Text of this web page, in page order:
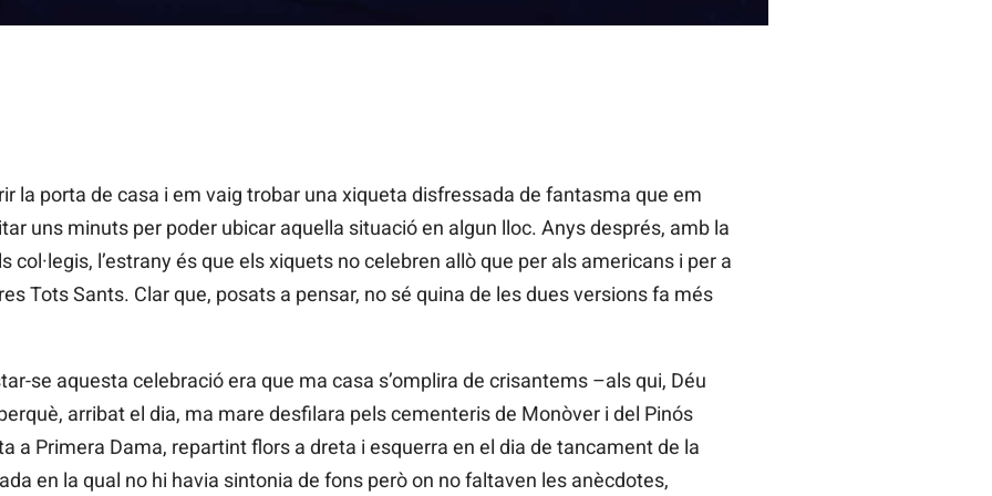
la porta de casa i em vaig trobar una xiqueta disfressada de fantasma que em
uns minuts per poder ubicar aquella situació en algun lloc. Anys després, amb la
col·legis, l’estrany és que els xiquets no celebren allò que per als americans i per a
Tots Sants. Clar que, posats a pensar, no sé quina de les dues versions fa més
se aquesta celebració era que ma casa s’omplira de crisantems –als qui, Déu
arribat el dia, ma mare desfilara pels cementeris de Monòver i del Pinós
a Primera Dama, repartint flors a dreta i esquerra en el dia de tancament de la
en la qual no hi havia sintonia de fons però on no faltaven les anècdotes,